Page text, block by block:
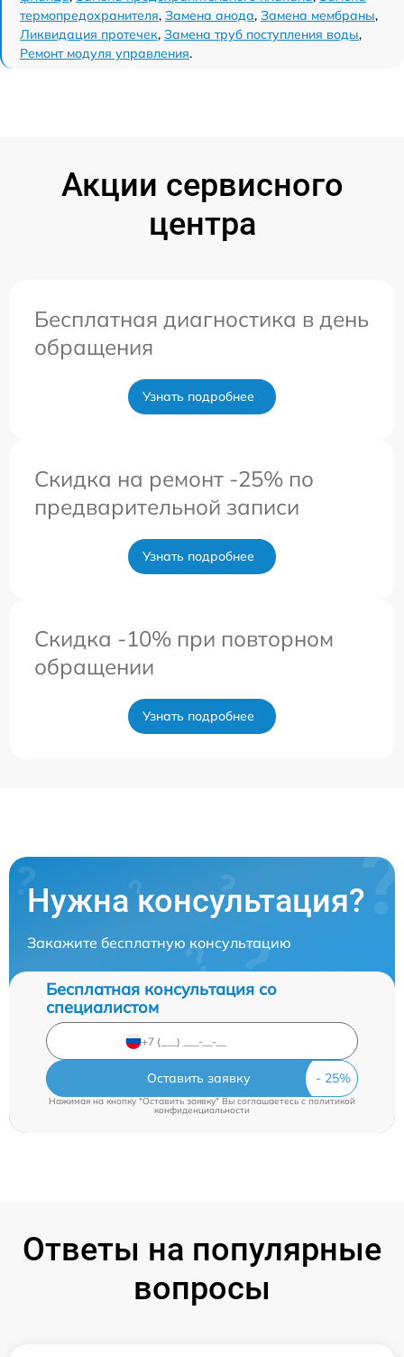
термопредохранителя, Замена анода, Замена мембраны,
Ликвидация протечек, Замена труб поступления воды,
Ремонт модуля управления.
Акции сервисного
центра
Бесплатная диагностика в день
обращения
Узнать подробнее
Скидка на ремонт -25% по
предварительной записи
Узнать подробнее
Скидка -10% при повторном
обращении
Узнать подробнее
Нужна консультация?
Закажите бесплатную консультацию
Бесплатная консультация со
специалистом
Оставить заявку
Нажимая на кнопку "Оставить заявку" Вы соглашаетесь cполитикой
конфиденциальности
Ответы на популярные
вопросы